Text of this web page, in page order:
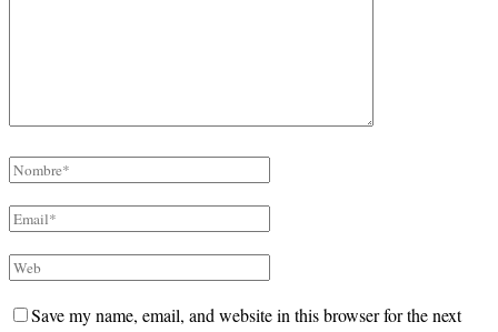
Save my name, email, and website in this browser for the next